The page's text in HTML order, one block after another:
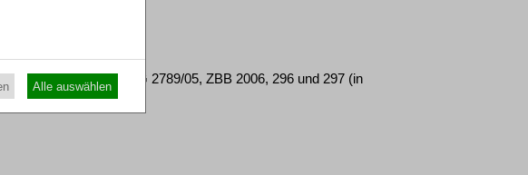
v. 3. 3. 2006 – 6 TG 2789/05, ZBB 2006, 296 und 297 (in
Alle auswählen